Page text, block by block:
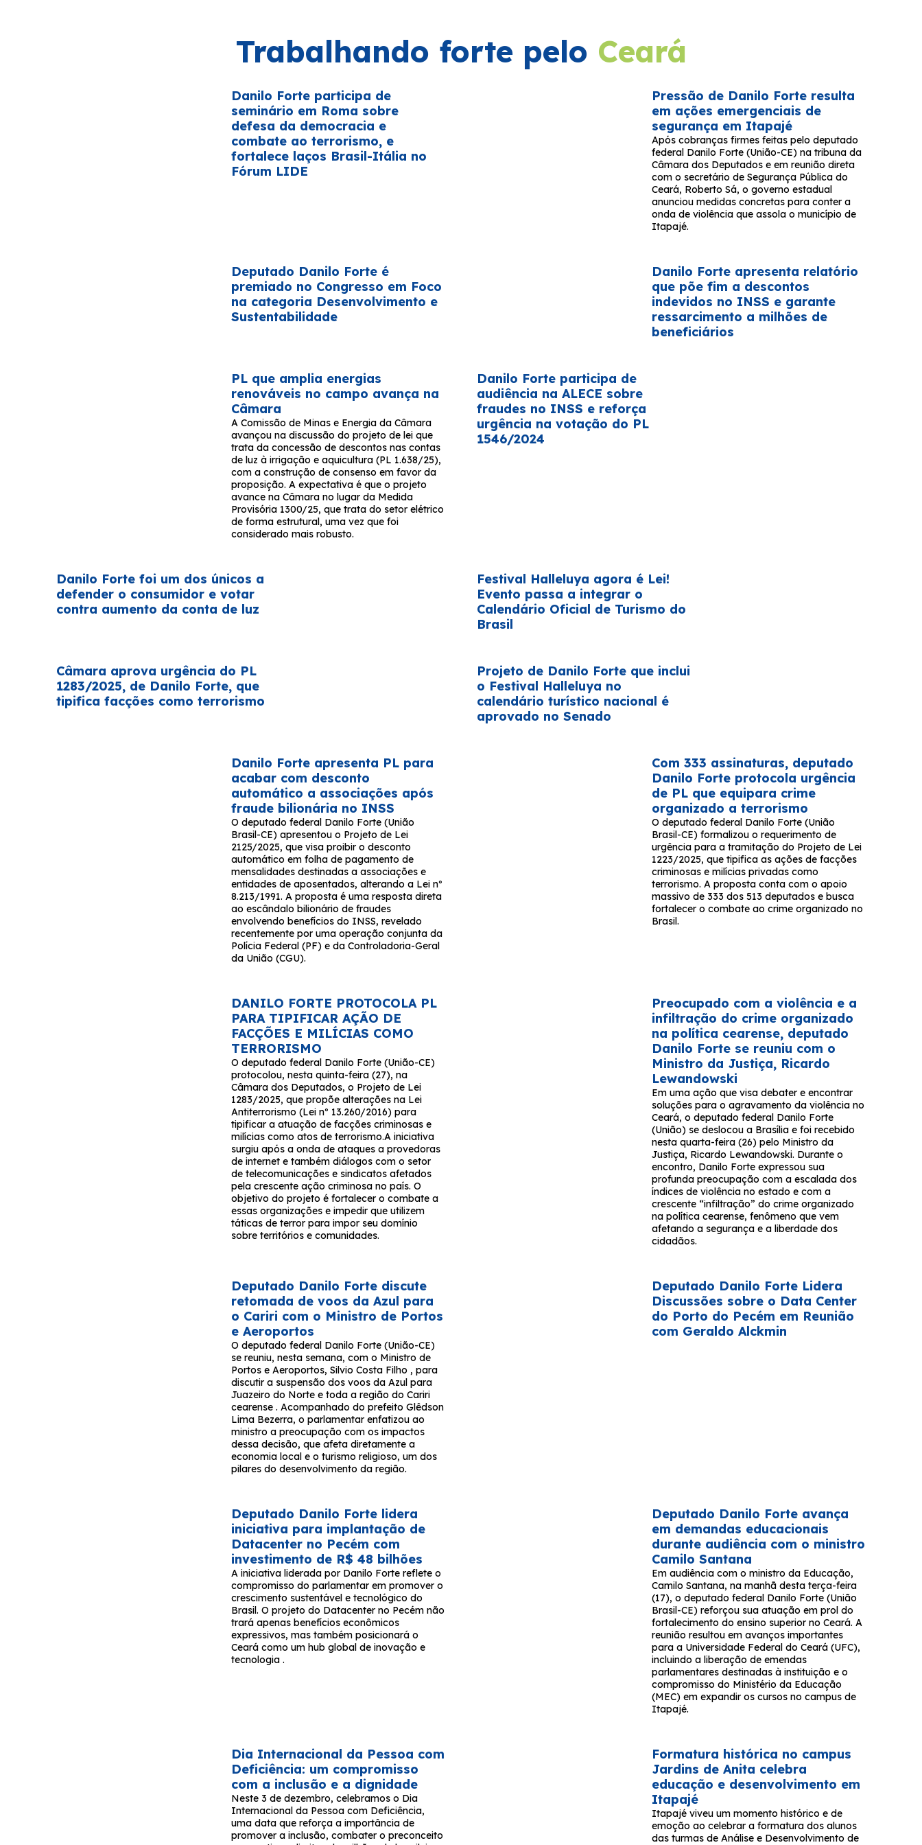
Trabalhando forte pelo Ceará
Danilo Forte participa de
seminário em Roma sobre
defesa da democracia e
combate ao terrorismo, e
fortalece laços Brasil-Itália no
Fórum LIDE
Pressão de Danilo Forte resulta
em ações emergenciais de
segurança em Itapajé
Após cobranças firmes feitas pelo deputado
federal Danilo Forte (União-CE) na tribuna da
Câmara dos Deputados e em reunião direta
com o secretário de Segurança Pública do
Ceará, Roberto Sá, o governo estadual
anunciou medidas concretas para conter a
onda de violência que assola o município de
Itapajé.
Deputado Danilo Forte é
premiado no Congresso em Foco
na categoria Desenvolvimento e
Sustentabilidade
Danilo Forte apresenta relatório
que põe fim a descontos
indevidos no INSS e garante
ressarcimento a milhões de
beneficiários
PL que amplia energias
renováveis no campo avança na
Câmara
A Comissão de Minas e Energia da Câmara
avançou na discussão do projeto de lei que
trata da concessão de descontos nas contas
de luz à irrigação e aquicultura (PL 1.638/25),
com a construção de consenso em favor da
proposição. A expectativa é que o projeto
avance na Câmara no lugar da Medida
Provisória 1300/25, que trata do setor elétrico
de forma estrutural, uma vez que foi
considerado mais robusto.
Danilo Forte participa de
audiência na ALECE sobre
fraudes no INSS e reforça
urgência na votação do PL
1546/2024
Danilo Forte foi um dos únicos a
defender o consumidor e votar
contra aumento da conta de luz
Festival Halleluya agora é Lei!
Evento passa a integrar o
Calendário Oficial de Turismo do
Brasil
Câmara aprova urgência do PL
1283/2025, de Danilo Forte, que
tipifica facções como terrorismo
Projeto de Danilo Forte que inclui
o Festival Halleluya no
calendário turístico nacional é
aprovado no Senado
Danilo Forte apresenta PL para
acabar com desconto
automático a associações após
fraude bilionária no INSS
O deputado federal Danilo Forte (União
Brasil-CE) apresentou o Projeto de Lei
2125/2025, que visa proibir o desconto
automático em folha de pagamento de
mensalidades destinadas a associações e
entidades de aposentados, alterando a Lei nº
8.213/1991. A proposta é uma resposta direta
ao escândalo bilionário de fraudes
envolvendo benefícios do INSS, revelado
recentemente por uma operação conjunta da
Polícia Federal (PF) e da Controladoria-Geral
da União (CGU).
Com 333 assinaturas, deputado
Danilo Forte protocola urgência
de PL que equipara crime
organizado a terrorismo
O deputado federal Danilo Forte (União
Brasil-CE) formalizou o requerimento de
urgência para a tramitação do Projeto de Lei
1223/2025, que tipifica as ações de facções
criminosas e milícias privadas como
terrorismo. A proposta conta com o apoio
massivo de 333 dos 513 deputados e busca
fortalecer o combate ao crime organizado no
Brasil.
DANILO FORTE PROTOCOLA PL
PARA TIPIFICAR AÇÃO DE
FACÇÕES E MILÍCIAS COMO
TERRORISMO
O deputado federal Danilo Forte (União-CE)
protocolou, nesta quinta-feira (27), na
Câmara dos Deputados, o Projeto de Lei
1283/2025, que propõe alterações na Lei
Antiterrorismo (Lei nº 13.260/2016) para
tipificar a atuação de facções criminosas e
milícias como atos de terrorismo.A iniciativa
surgiu após a onda de ataques a provedoras
de internet e também diálogos com o setor
de telecomunicações e sindicatos afetados
pela crescente ação criminosa no país. O
objetivo do projeto é fortalecer o combate a
essas organizações e impedir que utilizem
táticas de terror para impor seu domínio
sobre territórios e comunidades.
Preocupado com a violência e a
infiltração do crime organizado
na política cearense, deputado
Danilo Forte se reuniu com o
Ministro da Justiça, Ricardo
Lewandowski
Em uma ação que visa debater e encontrar
soluções para o agravamento da violência no
Ceará, o deputado federal Danilo Forte
(União) se deslocou a Brasília e foi recebido
nesta quarta-feira (26) pelo Ministro da
Justiça, Ricardo Lewandowski. Durante o
encontro, Danilo Forte expressou sua
profunda preocupação com a escalada dos
índices de violência no estado e com a
crescente “infiltração” do crime organizado
na política cearense, fenômeno que vem
afetando a segurança e a liberdade dos
cidadãos.
Deputado Danilo Forte discute
retomada de voos da Azul para
o Cariri com o Ministro de Portos
e Aeroportos
O deputado federal Danilo Forte (União-CE)
se reuniu, nesta semana, com o Ministro de
Portos e Aeroportos, Silvio Costa Filho , para
discutir a suspensão dos voos da Azul para
Juazeiro do Norte e toda a região do Cariri
cearense . Acompanhado do prefeito Glêdson
Lima Bezerra, o parlamentar enfatizou ao
ministro a preocupação com os impactos
dessa decisão, que afeta diretamente a
economia local e o turismo religioso, um dos
pilares do desenvolvimento da região.
Deputado Danilo Forte Lidera
Discussões sobre o Data Center
do Porto do Pecém em Reunião
com Geraldo Alckmin
Deputado Danilo Forte lidera
iniciativa para implantação de
Datacenter no Pecém com
investimento de R$ 48 bilhões
A iniciativa liderada por Danilo Forte reflete o
compromisso do parlamentar em promover o
crescimento sustentável e tecnológico do
Brasil. O projeto do Datacenter no Pecém não
trará apenas benefícios econômicos
expressivos, mas também posicionará o
Ceará como um hub global de inovação e
tecnologia .
Deputado Danilo Forte avança
em demandas educacionais
durante audiência com o ministro
Camilo Santana
Em audiência com o ministro da Educação,
Camilo Santana, na manhã desta terça-feira
(17), o deputado federal Danilo Forte (União
Brasil-CE) reforçou sua atuação em prol do
fortalecimento do ensino superior no Ceará. A
reunião resultou em avanços importantes
para a Universidade Federal do Ceará (UFC),
incluindo a liberação de emendas
parlamentares destinadas à instituição e o
compromisso do Ministério da Educação
(MEC) em expandir os cursos no campus de
Itapajé.
Dia Internacional da Pessoa com
Deficiência: um compromisso
com a inclusão e a dignidade
Neste 3 de dezembro, celebramos o Dia
Internacional da Pessoa com Deficiência,
uma data que reforça a importância de
promover a inclusão, combater o preconceito
Formatura histórica no campus
Jardins de Anita celebra
educação e desenvolvimento em
Itapajé
Itapajé viveu um momento histórico e de
emoção ao celebrar a formatura dos alunos
das turmas de Análise e Desenvolvimento de